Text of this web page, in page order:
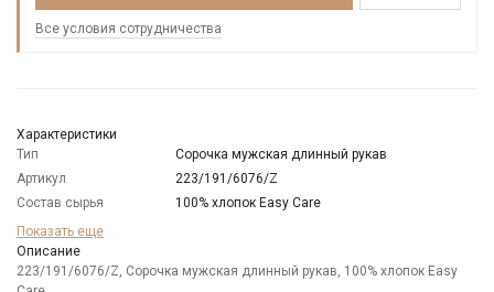
Все условия сотрудничества
Характеристики
Тип
Сорочка мужская длинный рукав
Артикул
223/191/6076/Z
Состав сырья
100% хлопок Easy Care
Бренд
Модель
Цвет
Голубой
Показать еще
Описание
223/191/6076/Z, Сорочка мужская длинный рукав, 100% хлопок Easy